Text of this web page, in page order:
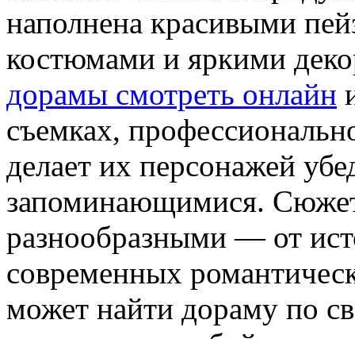
наполнена красивыми
костюмами и яркими
дорамы смотреть онлайн
съемках,
делает их персонажей
запоминающимися.
разнообразными — от
современных
может найти дораму по